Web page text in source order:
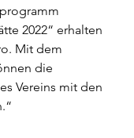
2022“ erhalten
Mit dem
die
Vereins mit den